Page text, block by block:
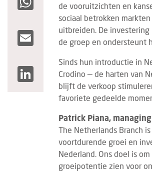
LinkedIn
de vooruitzichten en
sociaal betrokken
uitbreiden. De
de groep en ondersteunt
Sinds hun introductie in
Crodino — de harten van
blijft de verkoop
favoriete gedeelde
Patrick Piana,
The Netherlands Branch
voortdurende groei en
Nederland. Ons doel is
groeipotentie zien voor